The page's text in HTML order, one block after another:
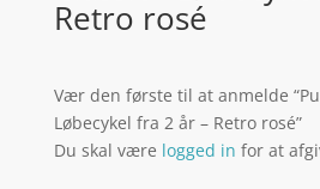
Retro rosé
Vær den første til at anmelde
Løbecykel fra 2 år – Retro rosé”
Du skal være logged in for at